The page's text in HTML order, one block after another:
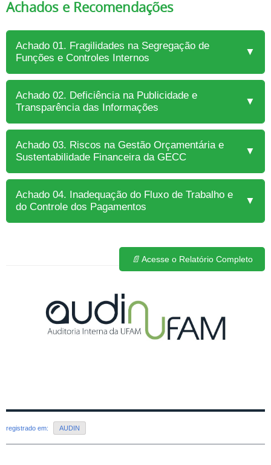
Achados e Recomendações
Achado 01. Fragilidades na Segregação de
Funções e Controles Internos
▼
Achado 02. Deficiência na Publicidade e
Transparência das Informações
▼
Achado 03. Riscos na Gestão Orçamentária e
Sustentabilidade Financeira da GECC
▼
Achado 04. Inadequação do Fluxo de Trabalho e
do Controle dos Pagamentos
▼
📄 Acesse o Relatório Completo
registrado em: AUDIN